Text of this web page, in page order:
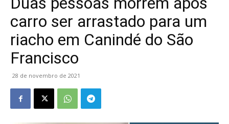
carro ser arrastado para um
riacho em Canindé do São
Francisco
28 de novembro de 2021